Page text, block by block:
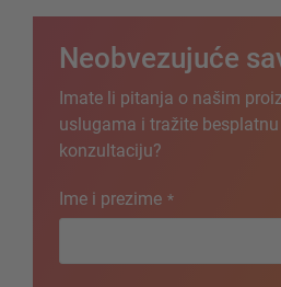
Neobvezujuće
Imate li pitanja o našim
uslugama i tražite
konzultaciju?
Ime i prezime *